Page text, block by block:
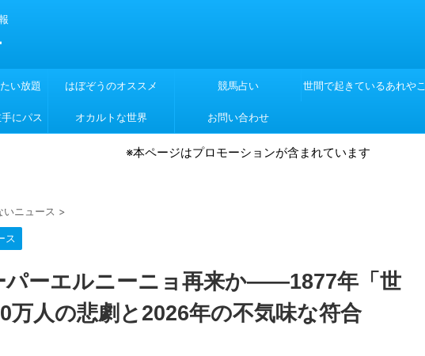
い放題 はぼぞうのオススメ 競馬占い 世間で起きているあれやこ
にパス オカルトな世界 お問い合わせ
※本ページはプロモーションが含まれています
いニュース >
ス
パーエルニーニョ再来か――1877年「世
万人の悲劇と2026年の不気味な符合